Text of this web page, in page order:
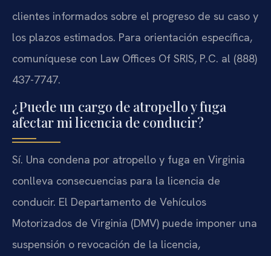
clientes informados sobre el progreso de su caso y
los plazos estimados. Para orientación específica,
comuníquese con Law Offices Of SRIS, P.C. al (888)
437-7747.
¿Puede un cargo de atropello y fuga
afectar mi licencia de conducir?
Sí. Una condena por atropello y fuga en Virginia
conlleva consecuencias para la licencia de
conducir. El Departamento de Vehículos
Motorizados de Virginia (DMV) puede imponer una
suspensión o revocación de la licencia,